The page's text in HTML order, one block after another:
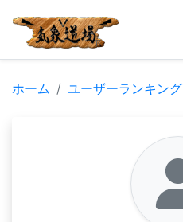
ホーム ユーザーランキング